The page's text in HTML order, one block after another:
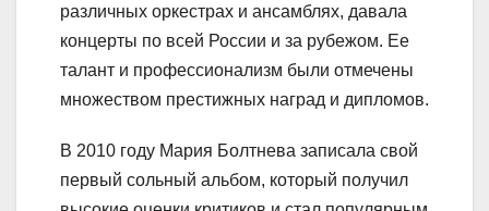
различных оркестрах и ансамблях, давала
концерты по всей России и за рубежом. Ее
талант и профессионализм были отмечены
множеством престижных наград и дипломов.
В 2010 году Мария Болтнева записала свой
первый сольный альбом, который получил